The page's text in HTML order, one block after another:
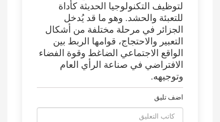
لتوظيف التكنولوجيا الحديثة كأداة
للتعبئة والحشد. وهو ما قد يُدخل
الجزائر في مرحلة مختلفة من أشكال
التعبير والاحتجاج، قوامها الربط بين
الواقع الاجتماعي الضاغط وقوة الفضاء
الافتراضي في صناعة الرأي العام
وتوجيهه.
اضف تليق